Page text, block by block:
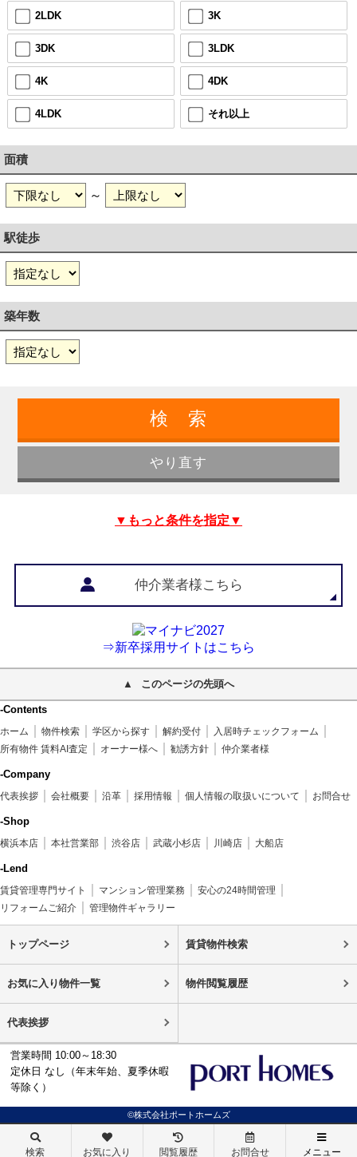
2LDK 3K
3DK 3LDK
4K 4DK
4LDK それ以上
面積
～
駅徒歩
築年数
▼もっと条件を指定▼
仲介業者様こちら
⇒新卒採用サイトはこちら
このページの先頭へ
-Contents
ホーム 物件検索 学区から探す 解約受付
入居時チェックフォーム
所有物件 賃料AI査定
オーナー様へ 勧誘方針 仲介業者様
-Company
代表挨拶 会社概要 沿革 採用情報 個人情報の取扱いについて お問合せ
-Shop
横浜本店 本社営業部 渋谷店 武蔵小杉店 川崎店 大船店
-Lend
賃貸管理専門サイト マンション管理業務
安心の24時間管理
リフォームご紹介
管理物件ギャラリー
トップページ 賃貸物件検索
お気に入り物件一覧 物件閲覧履歴
代表挨拶
営業時間 10:00～18:30
定休日 なし（年末年始、夏季休暇
等除く）
©株式会社ポートホームズ
検索 お気に入り 閲覧履歴 お問合せ メニュー